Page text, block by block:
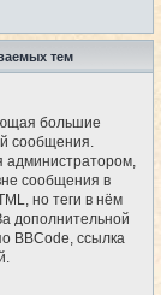
тем
большие
сообщения.
администратором,
сообщения в
но теги в нём
дополнительной
BBCode, ссылка